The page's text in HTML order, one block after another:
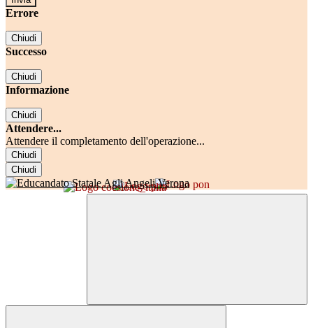
Errore
Chiudi
Successo
Chiudi
Informazione
Chiudi
Attendere...
Attendere il completamento dell'operazione...
Chiudi
Chiudi